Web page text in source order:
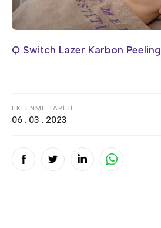
Q Switch Lazer Karbon Peeling
EKLENME TARİHİ
06 . 03 . 2023